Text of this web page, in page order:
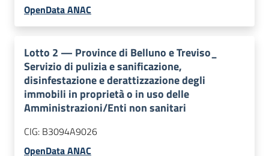
OpenData ANAC
Lotto 2 — Province di Belluno e Treviso_
Servizio di pulizia e sanificazione,
disinfestazione e derattizzazione degli
immobili in proprietà o in uso delle
Amministrazioni/Enti non sanitari
CIG: B3094A9026
OpenData ANAC